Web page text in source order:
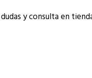
y consulta en